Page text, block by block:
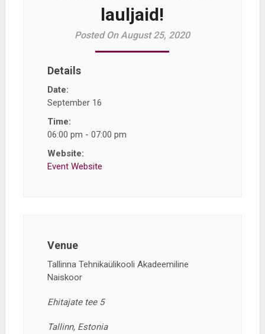
lauljaid!
Posted On August 25, 2020
Details
Date:
September 16
Time:
06:00 pm - 07:00 pm
Website:
Event Website
Venue
Tallinna Tehnikaülikooli Akadeemiline
Naiskoor
Ehitajate tee 5
Tallinn, Estonia